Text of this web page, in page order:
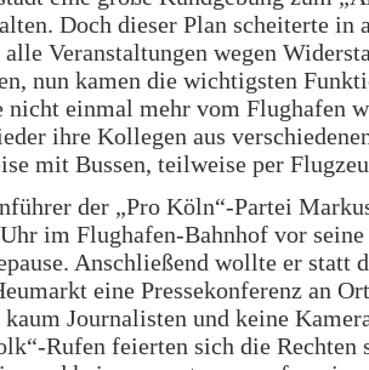
Doch dieser Plan scheiterte in
alle Veranstaltungen wegen
nun kamen die wichtigsten
nicht einmal mehr vom Flughafen
ihre Kollegen aus
mit Bussen, teilweise per
der „Pro Köln“-Partei
im Flughafen-Bahnhof vor
Anschließend wollte er statt
eine Pressekonferenz an
kaum Journalisten und keine
Rufen feierten sich die Rechten